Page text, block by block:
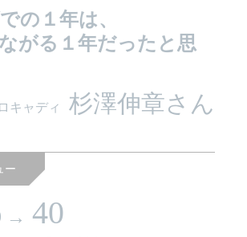
の１年は、
がる１年だったと思
キャディ 杉澤伸章さん
ー
→ 40